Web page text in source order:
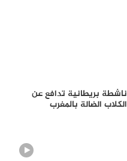
ناشطة بريطانية تدافع عن
الكلاب الضالة بالمغرب